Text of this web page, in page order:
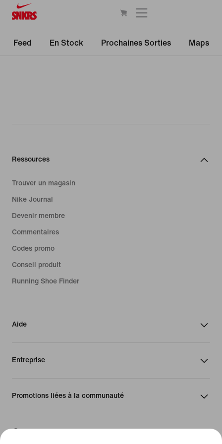
Feed En Stock Prochaines Sorties Maps
Ressources
Trouver un magasin
Nike Journal
Devenir membre
Commentaires
Codes promo
Conseil produit
Running Shoe Finder
Aide
Entreprise
Promotions liées à la communauté